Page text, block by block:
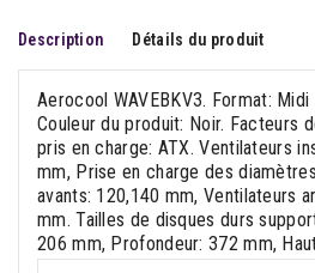
Description Détails du produit
Aerocool WAVEBKV3. Format:
Couleur du produit: Noir. Facteurs
pris en charge: ATX. Ventilateurs
mm, Prise en charge des
avants: 120,140 mm, Ventilateurs
mm. Tailles de disques durs
206 mm, Profondeur: 372 mm,